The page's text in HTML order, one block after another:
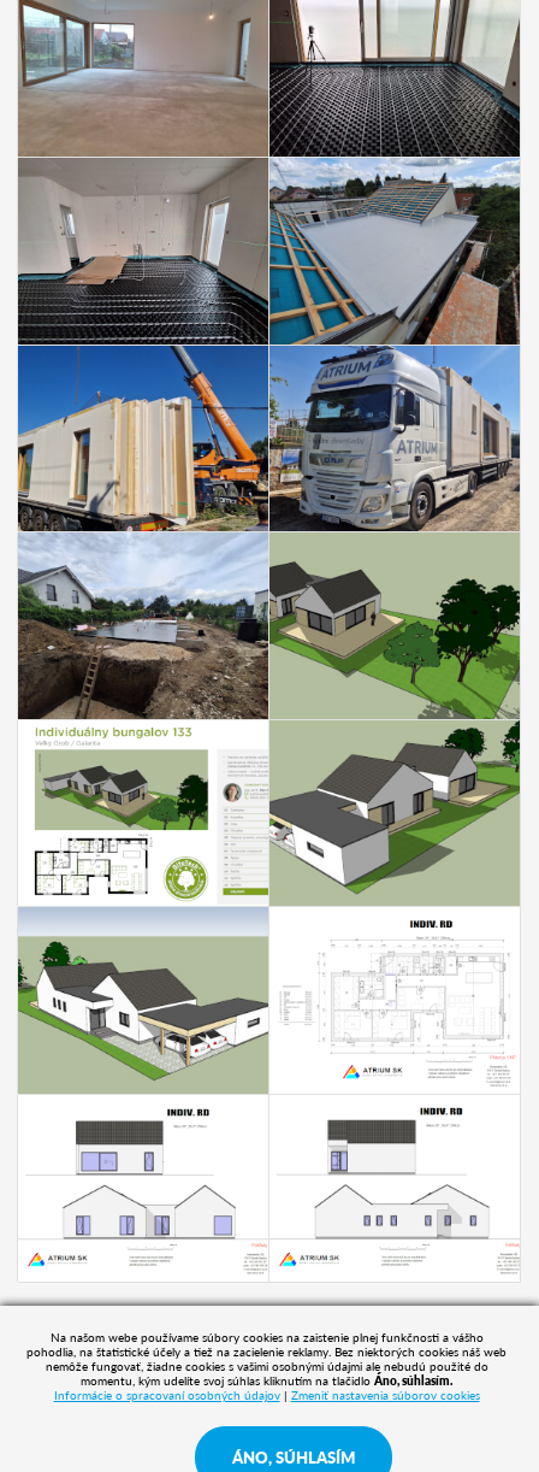
Na našom webe používame súbory cookies na zaistenie plnej funkčnosti a vášho
pohodlia, na štatistické účely a tiež na zacielenie reklamy. Bez niektorých cookies náš web
nemôže fungovať, žiadne cookies s vašimi osobnými údajmi ale nebudú použité do
momentu, kým udelíte svoj súhlas kliknutím na tlačidloÁno, súhlasím.
Informácie o spracovaní osobných údajov| Zmeniť nastavenia súborov cookies
ÁNO, SÚHLASÍM